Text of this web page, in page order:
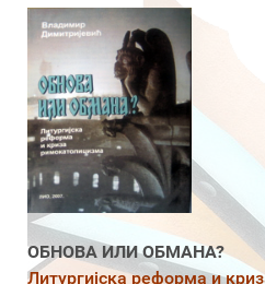
ОБНОВА ИЛИ ОБМАНА?
Литургијска реформа и